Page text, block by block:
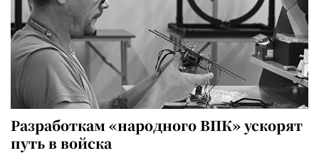
Разработкам «народного ВПК» ускорят
путь в войска